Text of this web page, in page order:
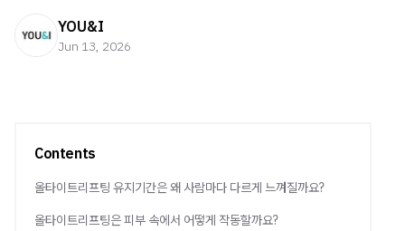
YOU&I
Jun 13, 2026
Contents
올타이트리프팅 유지기간은 왜 사람마다 다르게 느껴질까요?
올타이트리프팅은 피부 속에서 어떻게 작동할까요?